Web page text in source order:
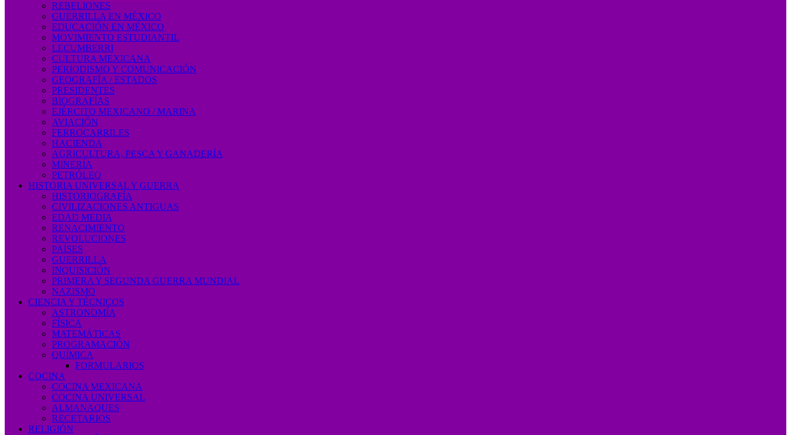
REBELIONES
GUERRILLA EN MÉXICO
EDUCACIÓN EN MÉXICO
MOVIMIENTO ESTUDIANTIL
LECUMBERRI
CULTURA MEXICANA
PERIODISMO Y COMUNICACIÓN
GEOGRAFÍA / ESTADOS
PRESIDENTES
BIOGRAFÍAS
EJÉRCITO MEXICANO / MARINA
AVIACIÓN
FERROCARRILES
HACIENDA
AGRICULTURA, PESCA Y GANADERÍA
MINERÍA
PETRÓLEO
HISTORIA UNIVERSAL Y GUERRA
HISTORIOGRAFÍA
CIVILIZACIONES ANTIGUAS
EDAD MEDIA
RENACIMIENTO
REVOLUCIONES
PAÍSES
GUERRILLA
INQUISICIÓN
PRIMERA Y SEGUNDA GUERRA MUNDIAL
NAZISMO
CIENCIA Y TÉCNICOS
ASTRONOMÍA
FÍSICA
MATEMÁTICAS
PROGRAMACIÓN
QUÍMICA
FORMULARIOS
COCINA
COCINA MEXICANA
COCINA UNIVERSAL
ALMANAQUES
RECETARIOS
RELIGIÓN